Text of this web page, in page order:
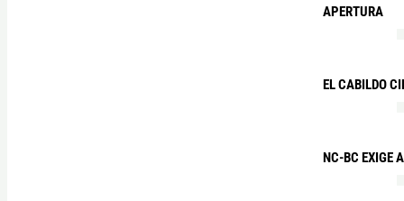
APERTURA
EL CABILDO
NC-BC EXIGE